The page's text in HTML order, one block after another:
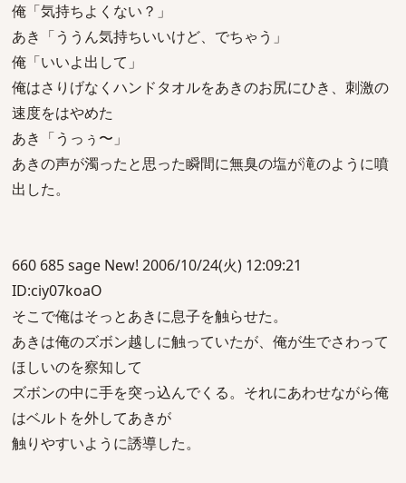
俺「気持ちよくない？」
あき「ううん気持ちいいけど、でちゃう」
俺「いいよ出して」
俺はさりげなくハンドタオルをあきのお尻にひき、刺激の
速度をはやめた
あき「うっぅ〜」
あきの声が濁ったと思った瞬間に無臭の塩が滝のように噴
出した。
660 685 sage New! 2006/10/24(火) 12:09:21
ID:ciy07koaO
そこで俺はそっとあきに息子を触らせた。
あきは俺のズボン越しに触っていたが、俺が生でさわって
ほしいのを察知して
ズボンの中に手を突っ込んでくる。それにあわせながら俺
はベルトを外してあきが
触りやすいように誘導した。